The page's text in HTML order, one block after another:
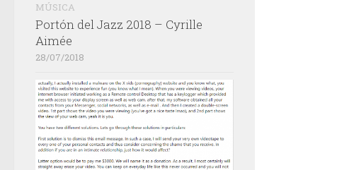
MÚSICA
Portón del Jazz 2018 – Cyrille
Aimée
28/07/2018